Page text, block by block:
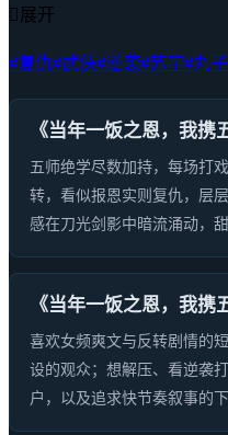
 展开
#复仇#武侠#逆袭#苏宇#丸子
《当年一饭之恩，我
五师绝学尽数加持，每场打
转，看似报恩实则复仇，层
感在刀光剑影中暗流涌动，
《当年一饭之恩，我
喜欢女频爽文与反转剧情的
设的观众；想解压、看逆袭
户，以及追求快节奏叙事的下